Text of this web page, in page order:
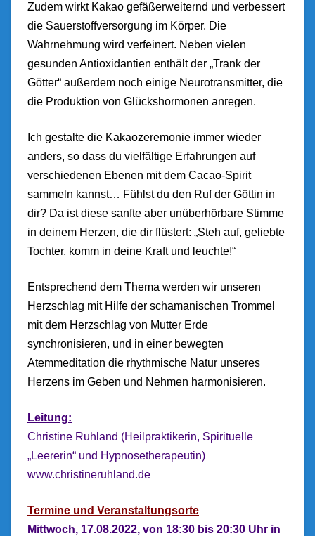
Zudem wirkt Kakao gefäßerweiternd und verbessert
die Sauerstoffversorgung im Körper. Die
Wahrnehmung wird verfeinert. Neben vielen
gesunden Antioxidantien enthält der „Trank der
Götter“ außerdem noch einige Neurotransmitter, die
die Produktion von Glückshormonen anregen.
Ich gestalte die Kakaozeremonie immer wieder
anders, so dass du vielfältige Erfahrungen auf
verschiedenen Ebenen mit dem Cacao-Spirit
sammeln kannst… Fühlst du den Ruf der Göttin in
dir? Da ist diese sanfte aber unüberhörbare Stimme
in deinem Herzen, die dir flüstert: „Steh auf, geliebte
Tochter, komm in deine Kraft und leuchte!“
Entsprechend dem Thema werden wir unseren
Herzschlag mit Hilfe der schamanischen Trommel
mit dem Herzschlag von Mutter Erde
synchronisieren, und in einer bewegten
Atemmeditation die rhythmische Natur unseres
Herzens im Geben und Nehmen harmonisieren.
Leitung:
Christine Ruhland (Heilpraktikerin, Spirituelle
„Leererin“ und Hypnosetherapeutin)
www.christineruhland.de
Termine und Veranstaltungsorte
Mittwoch, 17.08.2022, von 18:30 bis 20:30 Uhr in